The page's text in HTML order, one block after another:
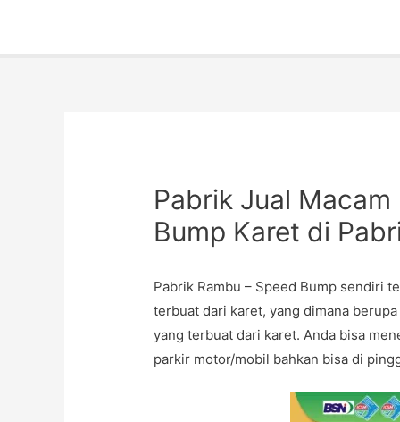
Pabrik Jual
Bump Karet di
Pabrik Rambu – Speed Bump sendiri
terbuat dari karet, yang dimana
yang terbuat dari karet. Anda bisa
parkir motor/mobil bahkan bisa di